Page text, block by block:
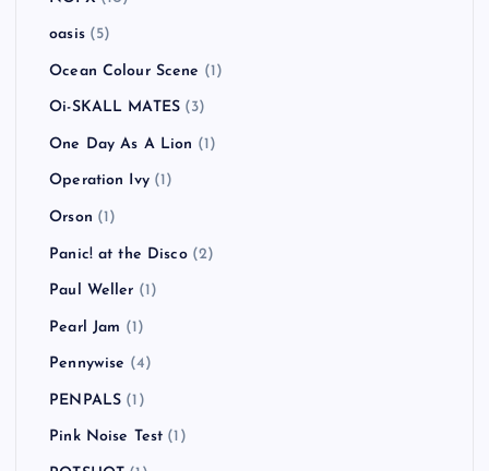
oasis(5)
Ocean Colour Scene (1)
Oi-SKALL MATES (3)
One Day As A Lion (1)
Operation Ivy(1)
Orson (1)
Panic! at the Disco(2)
Paul Weller (1)
Pearl Jam (1)
Pennywise (4)
PENPALS (1)
Pink Noise Test (1)